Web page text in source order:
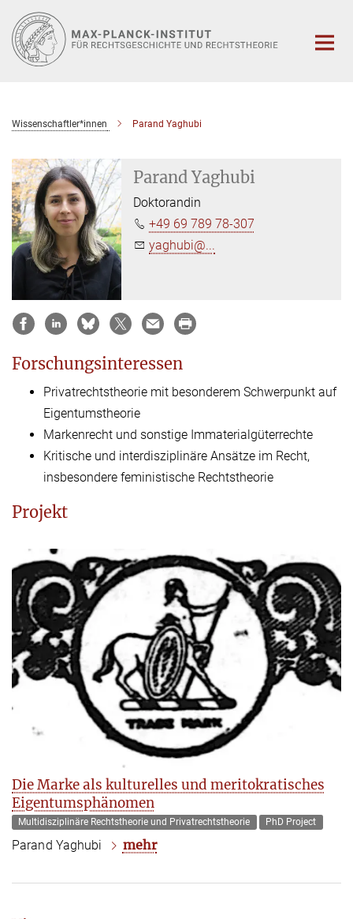
Hauptinhalt
Wissenschaftler*innen Parand Yaghubi
Parand Yaghubi
Doktorandin
+49 69 789 78-307
yaghubi@...
Forschungsinteressen
Privatrechtstheorie mit besonderem Schwerpunkt auf
Eigentumstheorie
Markenrecht und sonstige Immaterialgüterrechte
Kritische und interdisziplinäre Ansätze im Recht,
insbesondere feministische Rechtstheorie
Projekt
Die Marke als kulturelles und meritokratisches
Eigentumsphänomen
Multidisziplinäre Rechtstheorie und Privatrechtstheorie PhD Project
Parand Yaghubi mehr